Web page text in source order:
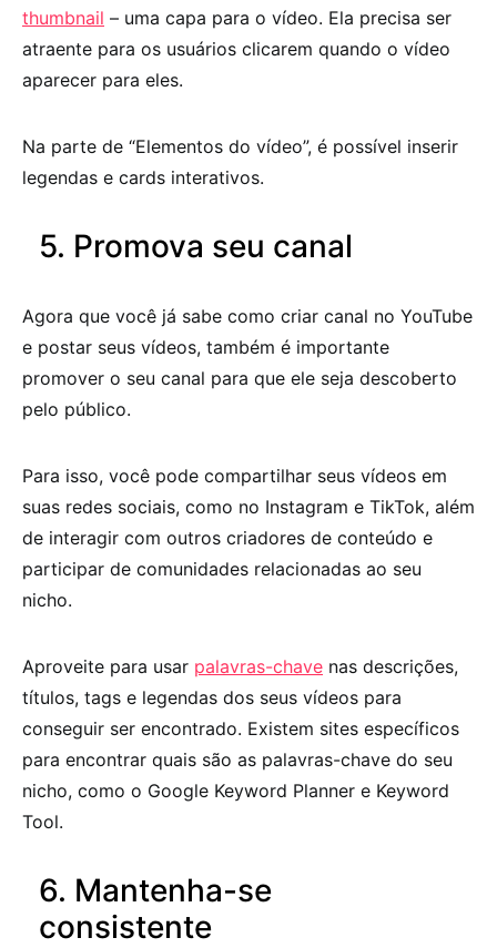
thumbnail – uma capa para o vídeo. Ela precisa ser
atraente para os usuários clicarem quando o vídeo
aparecer para eles.
Na parte de “Elementos do vídeo”, é possível inserir
legendas e cards interativos.
5. Promova seu canal
Agora que você já sabe como criar canal no YouTube
e postar seus vídeos, também é importante
promover o seu canal para que ele seja descoberto
pelo público.
Para isso, você pode compartilhar seus vídeos em
suas redes sociais, como no Instagram e TikTok, além
de interagir com outros criadores de conteúdo e
participar de comunidades relacionadas ao seu
nicho.
Aproveite para usar palavras-chave nas descrições,
títulos, tags e legendas dos seus vídeos para
conseguir ser encontrado. Existem sites específicos
para encontrar quais são as palavras-chave do seu
nicho, como o Google Keyword Planner e Keyword
Tool.
6. Mantenha-se
consistente